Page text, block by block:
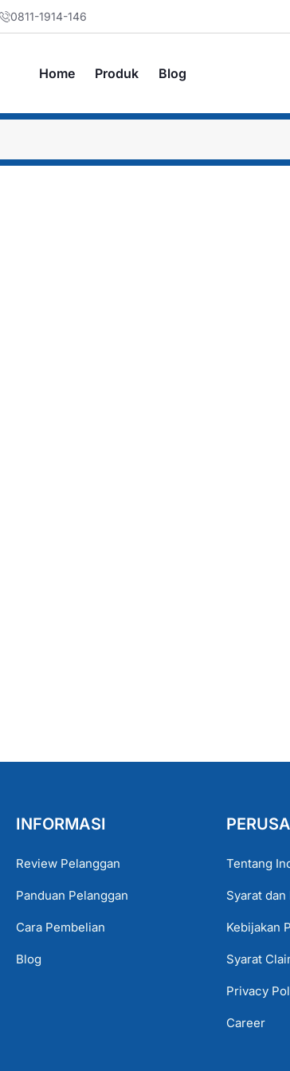
0811-1914-146
Home Produk Blog
INFORMASI
Review Pelanggan
Panduan Pelanggan
Cara Pembelian
Blog
Tentang
Syarat
Kebijakan
Syarat
Privacy
Career